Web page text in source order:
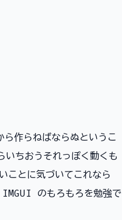
作らねばならぬというこ
ちおうそれっぽく動くも
ことに気づいてこれなら
のもろもろを勉強で